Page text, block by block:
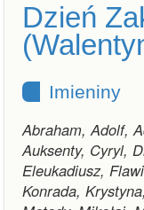
Dzień
Imieniny
Abraham, Adolf,
Auksenty, Cyryl,
Eleukadiusz,
Konrada,